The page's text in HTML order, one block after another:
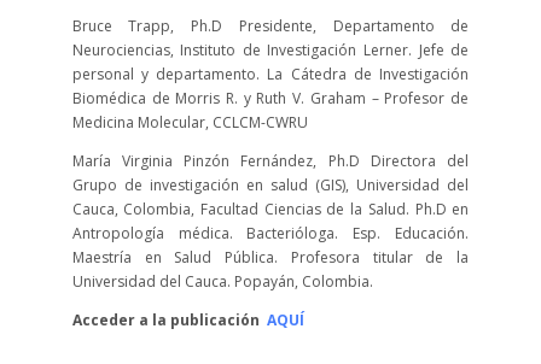
Bruce Trapp, Ph.D Presidente, Departamento de
Neurociencias, Instituto de Investigación Lerner. Jefe de
personal y departamento. La Cátedra de Investigación
Biomédica de Morris R. y Ruth V. Graham – Profesor de
Medicina Molecular, CCLCM-CWRU
María Virginia Pinzón Fernández, Ph.D Directora del
Grupo de investigación en salud (GIS), Universidad del
Cauca, Colombia, Facultad Ciencias de la Salud. Ph.D en
Antropología médica. Bacterióloga. Esp. Educación.
Maestría en Salud Pública. Profesora titular de la
Universidad del Cauca. Popayán, Colombia.
Acceder a la publicación AQUÍ